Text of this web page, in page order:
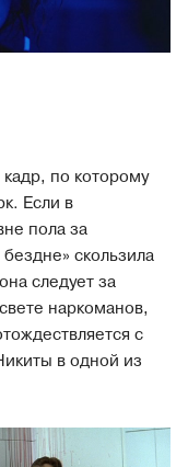
по которому
Если в
пола за
скользила
следует за
наркоманов,
с
в одной из